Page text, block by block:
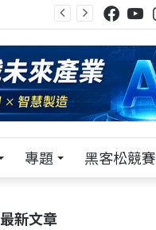
專題 黑客松競賽
最新文章